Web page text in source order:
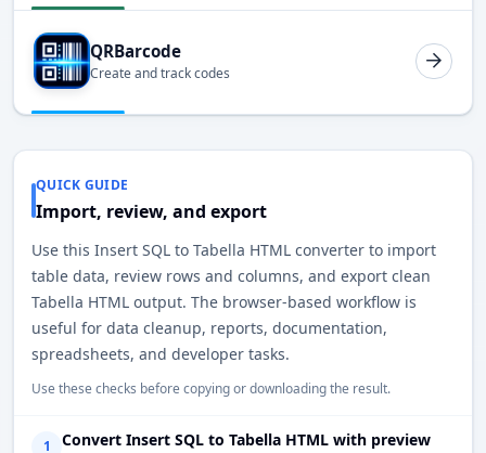
QRBarcode
Create and track codes
QUICK GUIDE
Import, review, and export
Use this Insert SQL to Tabella HTML converter to import
table data, review rows and columns, and export clean
Tabella HTML output. The browser-based workflow is
useful for data cleanup, reports, documentation,
spreadsheets, and developer tasks.
Use these checks before copying or downloading the result.
1 Convert Insert SQL to Tabella HTML with preview